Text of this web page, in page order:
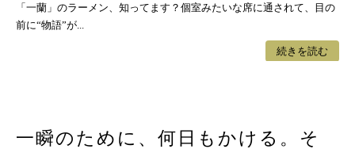
「一蘭」のラーメン、知ってます？個室みたいな席に通されて、目の
前に“物語”が...
続きを読む
一瞬のために、何日もかける。そ